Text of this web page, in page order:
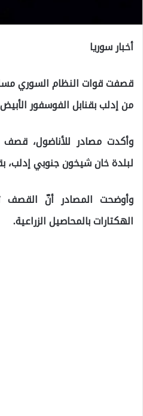
أخبار سوريا
من إدلب بقنابل الفوسفور
وأكدت مصادر للأناضول، قصف
لبلدة خان شيخون جنوبي إدلب،
وأوضحت المصادر أنّ
الهكتارات بالمحاصيل الزراعية.